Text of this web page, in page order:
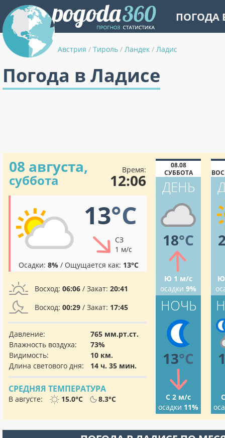
ПОГОДА
Австрия / Тироль / Ландек / Ладис
Погода в Ладисе
08 августа,
суббота
Время:
12:06
13°C
СЗ
1 м/с
Осадки: 8% / Ощущается как: 13°C
Восход: 06:06 / Закат: 20:41
Восход: 00:29 / Закат: 17:45
Давление:
765 мм.рт.ст.
Влажность воздуха:
73%
Видимость:
10 км.
Длина светового дня:
14 ч. 35 мин.
СРЕДНЯЯ ТЕМПЕРАТУРА
В августе: 15.0°C 8.3°C
08.08
СУББОТА
ДЕНЬ
18°C
Ю 1 м/с
осадки 9%
НОЧЬ
13°C
С 2 м/с
осадки 11%